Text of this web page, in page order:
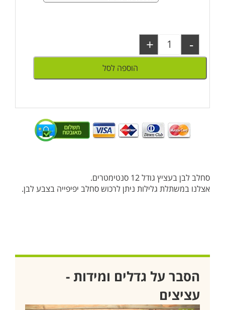
-
+
הוספה לסל
סחלב לבן בעציץ גודל 12 סנטימטרים.
אצלנו במשתלת גלילות ניתן לרכוש סחלב יפיפייה בצבע לבן.
הסבר על גדלים ומידות -
עציצים